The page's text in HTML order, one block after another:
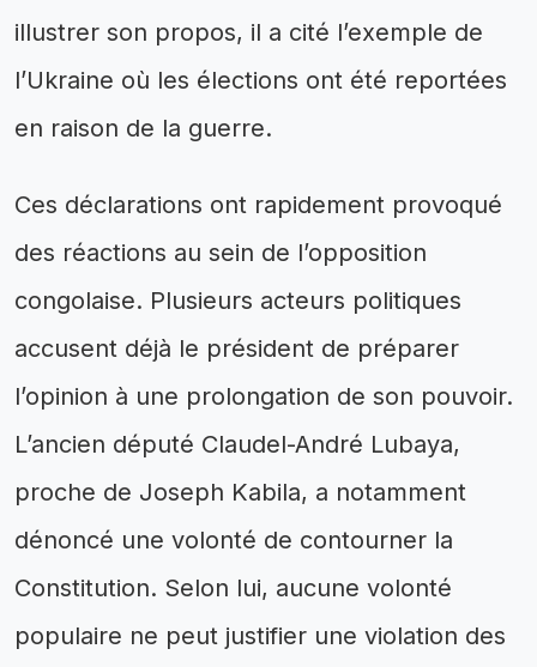
illustrer son propos, il a cité l’exemple de
l’Ukraine où les élections ont été reportées
en raison de la guerre.
Ces déclarations ont rapidement provoqué
des réactions au sein de l’opposition
congolaise. Plusieurs acteurs politiques
accusent déjà le président de préparer
l’opinion à une prolongation de son pouvoir.
L’ancien député Claudel-André Lubaya,
proche de Joseph Kabila, a notamment
dénoncé une volonté de contourner la
Constitution. Selon lui, aucune volonté
populaire ne peut justifier une violation des